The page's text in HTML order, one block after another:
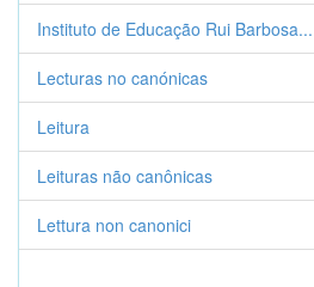
Instituto de Educação Rui Barbosa...
Lecturas no canónicas
Leitura
Leituras não canônicas
Lettura non canonici